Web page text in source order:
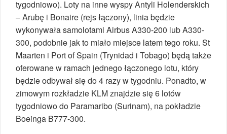
tygodniowo). Loty na inne wyspy Antyli Holenderskich
– Arubę i Bonaire (rejs łączony), linia będzie
wykonywała samolotami Airbus A330-200 lub A330-
300, podobnie jak to miało miejsce latem tego roku. St
Maarten i Port of Spain (Trynidad i Tobago) będą także
oferowane w ramach jednego łączonego lotu, który
będzie odbywał się do 4 razy w tygodniu. Ponadto, w
zimowym rozkładzie KLM znajdzie się 6 lotów
tygodniowo do Paramaribo (Surinam), na pokładzie
Boeinga B777-300.